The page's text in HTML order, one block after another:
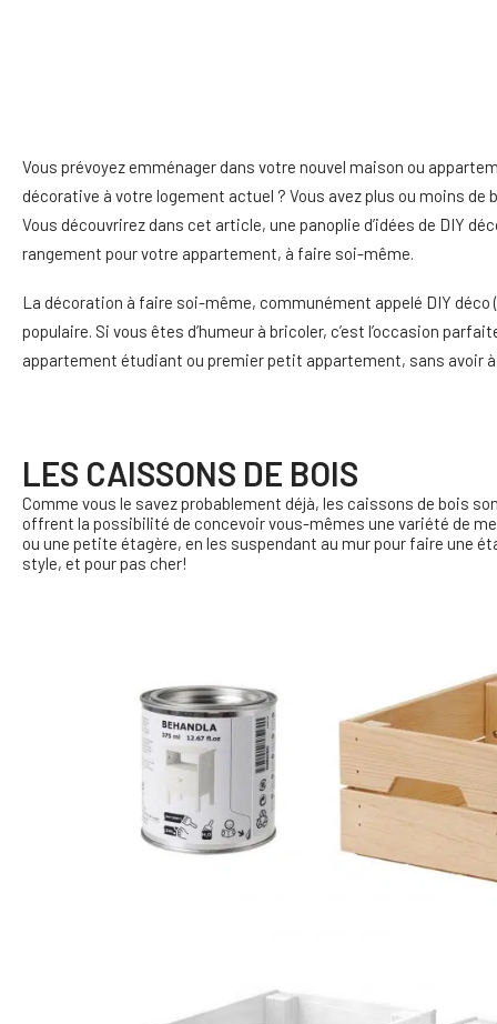
Vous prévoyez emménager dans votre nouvel maison ou
décorative à votre logement actuel ? Vous avez plus ou moins
Vous découvrirez dans cet article, une panoplie d’idées de DIY
rangement pour votre appartement, à faire soi-même.
La décoration à faire soi-même, communément appelé DIY
populaire. Si vous êtes d’humeur à bricoler, c’est l’occasion
appartement étudiant ou premier petit appartement, sans avoir à
LES CAISSONS DE BOIS
Comme vous le savez probablement déjà, les caissons de bois
offrent la possibilité de concevoir vous-mêmes une variété de
ou une petite étagère, en les suspendant au mur pour faire une
style, et pour pas cher!